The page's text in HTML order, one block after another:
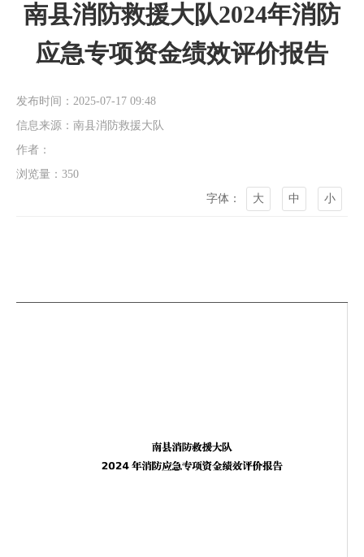
南县消防救援大队2024年消防
应急专项资金绩效评价报告
发布时间：2025-07-17 09:48
信息来源：南县消防救援大队
作者：
浏览量： 350
字体：
大 中 小